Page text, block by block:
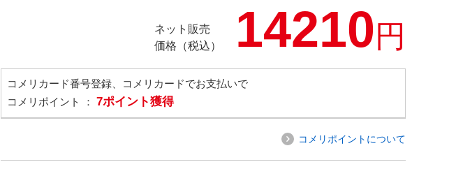
ネット販売
価格（税込）
14210円
コメリカード番号登録、コメリカードでお支払いで
コメリポイント ： 7ポイント獲得
コメリポイントについて